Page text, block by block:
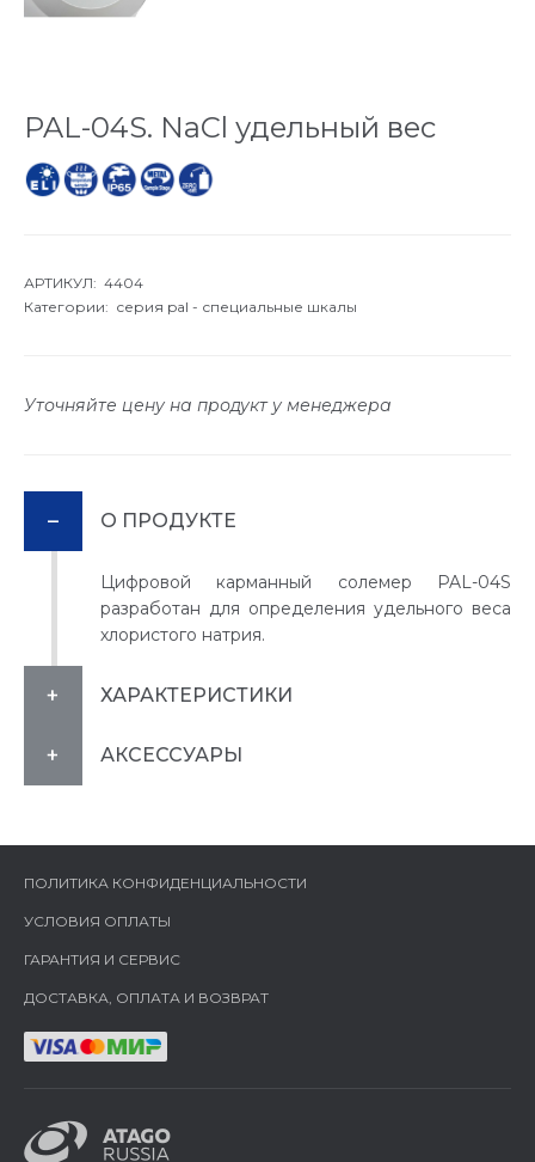
PAL-04S. NaCl удельный вес
АРТИКУЛ: 4404
Категории: серия pal - специальные шкалы
Уточняйте цену на продукт у менеджера
О ПРОДУКТЕ
Цифровой карманный солемер PAL-04S
разработан для определения удельного веса
хлористого натрия.
ХАРАКТЕРИСТИКИ
АКСЕССУАРЫ
ПОЛИТИКА КОНФИДЕНЦИАЛЬНОСТИ
УСЛОВИЯ ОПЛАТЫ
ГАРАНТИЯ И СЕРВИС
ДОСТАВКА, ОПЛАТА И ВОЗВРАТ